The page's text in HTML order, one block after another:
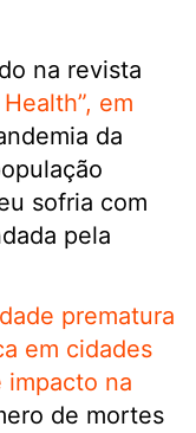
na revista
em
da
sofria com
pela
prematura
em cidades
impacto na
de mortes